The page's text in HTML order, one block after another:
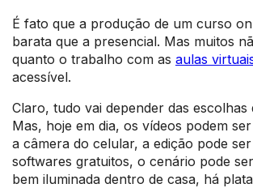
É fato que a produção de um curso
barata que a presencial. Mas muitos
quanto o trabalho com as aulas
acessível.
Claro, tudo vai depender das
Mas, hoje em dia, os vídeos podem
a câmera do celular, a edição pode
softwares gratuitos, o cenário pode
bem iluminada dentro de casa, há